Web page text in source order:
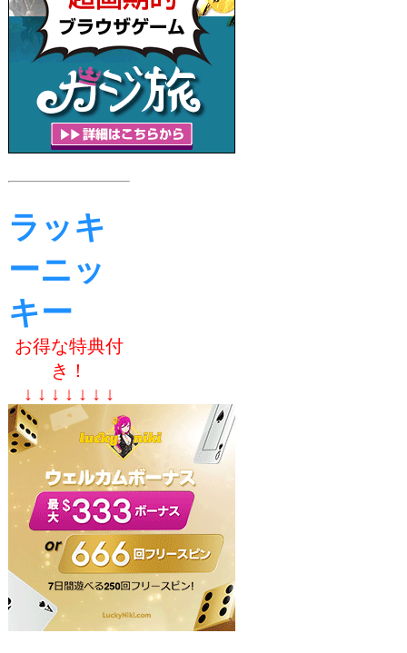
ラッキ
ーニッ
キー
お得な特典付
き！
↓ ↓ ↓ ↓ ↓ ↓ ↓